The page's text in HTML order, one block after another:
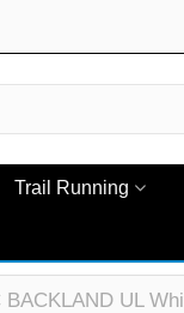
Trail Running
BACKLAND UL